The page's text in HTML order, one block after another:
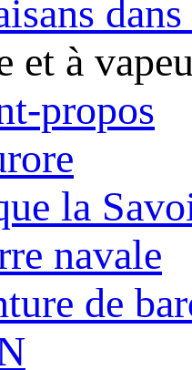
et à
propos
la
navale
de